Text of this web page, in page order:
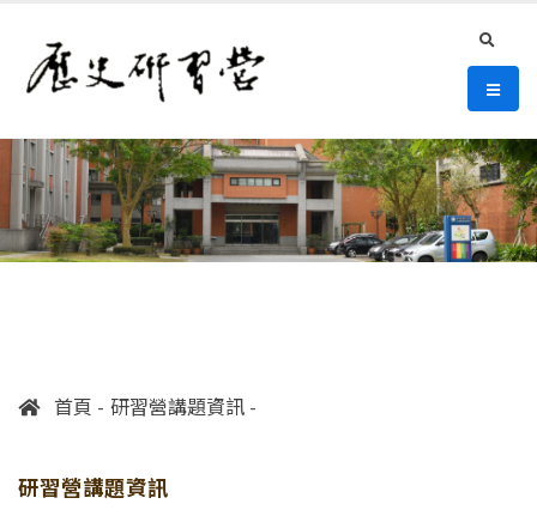
史語所 歷史研習營 search
選單
:::
首頁 研習營講題資訊
研習營講題資訊